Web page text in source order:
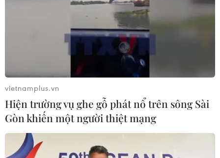
vietnamplus.vn
Hiện trường vụ ghe gỗ phát nổ trên sông Sài
Gòn khiến một người thiệt mạng